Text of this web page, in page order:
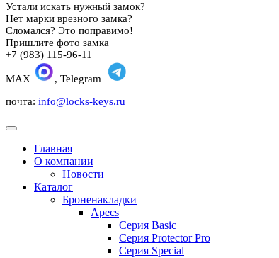
Устали искать нужный замок?
Нет марки врезного замка?
Сломался? Это поправимо!
Пришлите фото замка
+7 (983) 115-96-11
MAX
, Telegram
почта: info@locks-keys.ru
Главная
О компании
Новости
Каталог
Броненакладки
Apecs
Серия Basic
Серия Protector Pro
Серия Special